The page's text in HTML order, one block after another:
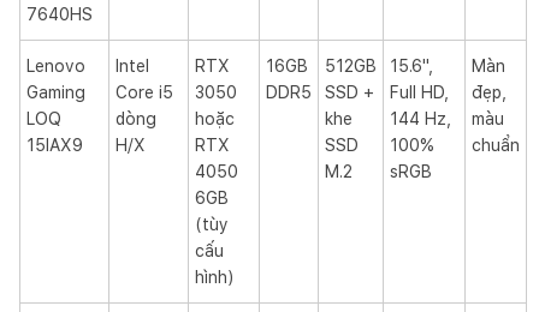
7640HS
Lenovo
Gaming
LOQ
15IAX9
Intel
Core i5
dòng
H/X
RTX
3050
hoặc
RTX
4050
6GB
(tùy
cấu
hình)
16GB
DDR5
512GB
SSD +
khe
SSD
M.2
15.6",
Full HD,
144 Hz,
100%
sRGB
Màn
đẹp,
màu
chuẩn